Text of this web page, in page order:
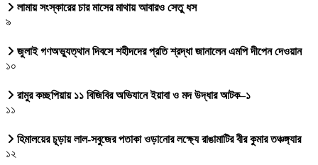
লামায় সংস্কারের চার মাসের মাথায় আবারও সেতু ধস
৯
জুলাই গণঅভ্যুত্থান দিবসে শহীদদের প্রতি শ্রদ্ধা জানালেন এমপি দীপেন দেওয়ান
১০
রামুর কচ্ছপিয়ায় ১১ বিজিবির অভিযানে ইয়াবা ও মদ উদ্ধার আটক–১
১১
হিমালয়ের চূড়ায় লাল-সবুজের পতাকা ওড়ানোর লক্ষ্যে রাঙামাটির বীর কুমার তঞ্চঙ্গ্যার
১২